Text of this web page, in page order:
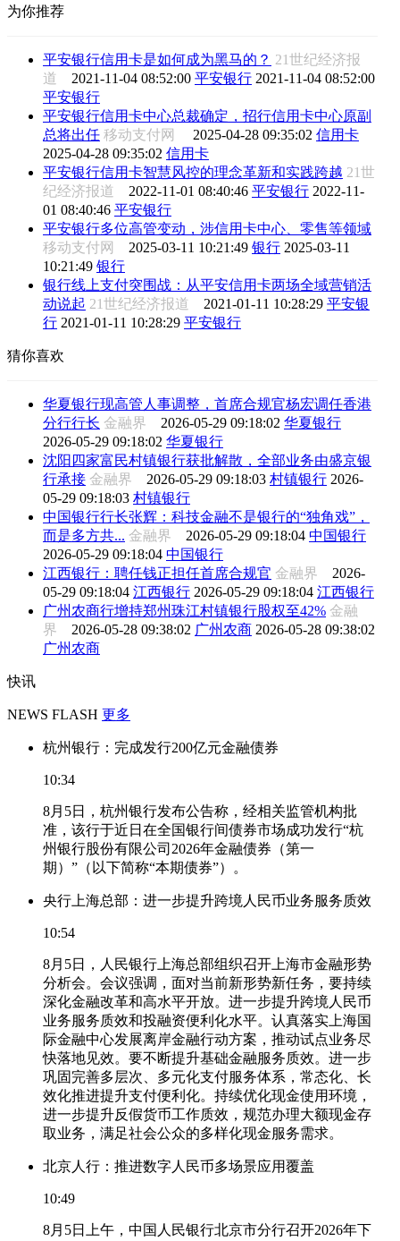
为你推荐
平安银行信用卡是如何成为黑马的？ 21世纪经济报
道 2021-11-04 08:52:00 平安银行 2021-11-04 08:52:00
平安银行
平安银行信用卡中心总裁确定，招行信用卡中心原副
总将出任 移动支付网 2025-04-28 09:35:02 信用卡
2025-04-28 09:35:02 信用卡
平安银行信用卡智慧风控的理念革新和实践跨越 21世
纪经济报道 2022-11-01 08:40:46 平安银行 2022-11-
01 08:40:46 平安银行
平安银行多位高管变动，涉信用卡中心、零售等领域
移动支付网 2025-03-11 10:21:49 银行 2025-03-11
10:21:49 银行
银行线上支付突围战：从平安信用卡两场全域营销活
动说起 21世纪经济报道 2021-01-11 10:28:29 平安银
行 2021-01-11 10:28:29 平安银行
猜你喜欢
华夏银行现高管人事调整，首席合规官杨宏调任香港
分行行长 金融界 2026-05-29 09:18:02 华夏银行
2026-05-29 09:18:02 华夏银行
沈阳四家富民村镇银行获批解散，全部业务由盛京银
行承接 金融界 2026-05-29 09:18:03 村镇银行 2026-
05-29 09:18:03 村镇银行
中国银行行长张辉：科技金融不是银行的“独角戏”，
而是多方共... 金融界 2026-05-29 09:18:04 中国银行
2026-05-29 09:18:04 中国银行
江西银行：聘任钱正担任首席合规官 金融界 2026-
05-29 09:18:04 江西银行 2026-05-29 09:18:04 江西银行
广州农商行增持郑州珠江村镇银行股权至42% 金融
界 2026-05-28 09:38:02 广州农商 2026-05-28 09:38:02
广州农商
快讯
NEWS FLASH 更多
杭州银行：完成发行200亿元金融债券
10:34
8月5日，杭州银行发布公告称，经相关监管机构批
准，该行于近日在全国银行间债券市场成功发行“杭
州银行股份有限公司2026年金融债券（第一
期）”（以下简称“本期债券”）。
央行上海总部：进一步提升跨境人民币业务服务质效
10:54
8月5日，人民银行上海总部组织召开上海市金融形势
分析会。会议强调，面对当前新形势新任务，要持续
深化金融改革和高水平开放。进一步提升跨境人民币
业务服务质效和投融资便利化水平。认真落实上海国
际金融中心发展离岸金融行动方案，推动试点业务尽
快落地见效。要不断提升基础金融服务质效。进一步
巩固完善多层次、多元化支付服务体系，常态化、长
效化推进提升支付便利化。持续优化现金使用环境，
进一步提升反假货币工作质效，规范办理大额现金存
取业务，满足社会公众的多样化现金服务需求。
北京人行：推进数字人民币多场景应用覆盖
10:49
8月5日上午，中国人民银行北京市分行召开2026年下